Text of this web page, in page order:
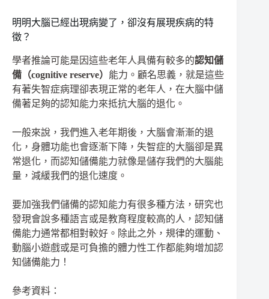
明明大腦已經出現病變了，卻沒有展現疾病的特
徵？
學者推論可能是因這些老年人具備有較多的認知儲
備（cognitive reserve） 能力。顧名思義，就是這些
有著失智症病理卻表現正常的老年人，在大腦中儲
備著足夠的認知能力來抵抗大腦的退化。
一般來說，我們進入老年期後，大腦會漸漸的退
化，身體功能也會逐漸下降，失智症的大腦卻是異
常退化，而認知儲備能力就像是儲存我們的大腦能
量，減緩我們的退化速度。
要加強我們儲備的認知能力有很多種方法，研究也
發現會說多種語言或是教育程度較高的人，認知儲
備能力通常都相對較好。除此之外，規律的運動、
動腦小遊戲或是可負擔的體力性工作都能夠增加認
知儲備能力！
參考資料：